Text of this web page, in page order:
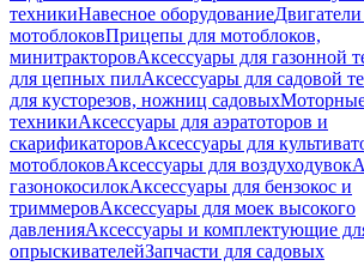
техникиНавесное оборудование
мотоблоковПрицепы для мотоблоков,
минитракторовАксессуары для газонной
для цепных пилАксессуары для садовой
для кусторезов, ножниц садовыхМоторные
техникиАксессуары для аэратоторов и
скарификаторовАксессуары для
мотоблоковАксессуары для воздуходувок
газонокосилокАксессуары для бензокос и
триммеровАксессуары для моек высокого
давленияАксессуары и комплектующие
опрыскивателейЗапчасти для садовых